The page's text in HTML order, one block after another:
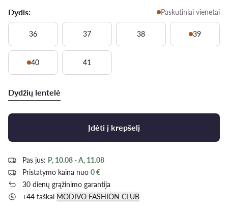
Dydis: Paskutiniai vienetai
36 37 38 39
40 41
Dydžių lentelė
Įdėti į krepšelį
Pas jus: P, 10.08 - A, 11.08
Pristatymo kaina nuo 0 €
30 dienų grąžinimo garantija
+44 taškai MODIVO FASHION CLUB